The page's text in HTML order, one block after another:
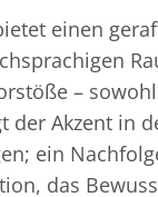
einen
–
Akzent in
ein
das